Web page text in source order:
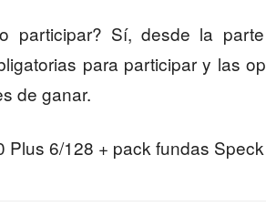
participar? Sí, desde la
para participar y las
de ganar.
Plus 6/128 + pack fundas Speck